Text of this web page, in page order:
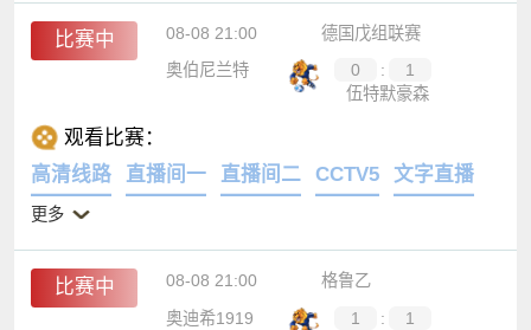
比赛中 08-08 21:00
德国戊组联赛
奥伯尼兰特
0 :
1
伍特默豪森
观看比赛：
高清线路
直播间一 直播间二 CCTV5 文字直播
更多
比赛中 08-08 21:00
格鲁乙
奥迪希1919
1 :
1